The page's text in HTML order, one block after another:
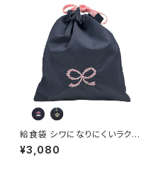
給食袋 シワになりにくいラクラ
ク素材（クラウン除く）
¥3,080